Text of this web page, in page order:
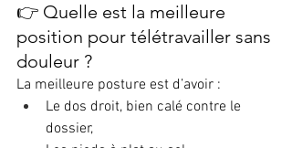
👉 Quelle est la meilleure
position pour télétravailler sans
douleur ?
La meilleure posture est d’avoir :
Le dos droit, bien calé contre le
dossier,